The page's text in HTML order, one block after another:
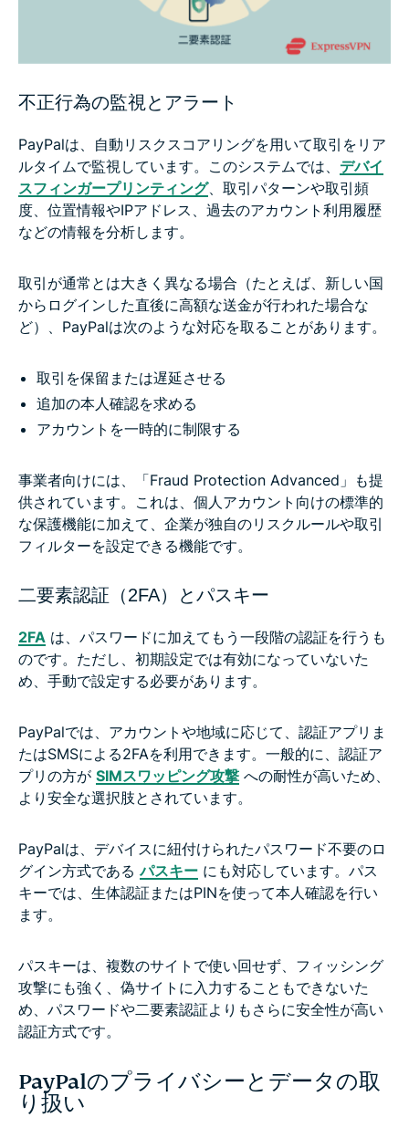
不正行為の監視とアラート
PayPalは、自動リスクスコアリングを用いて取引をリア
ルタイムで監視しています。このシステムでは、 デバイ
スフィンガープリンティング、取引パターンや取引頻
度、位置情報やIPアドレス、過去のアカウント利用履歴
などの情報を分析します。
取引が通常とは大きく異なる場合（たとえば、新しい国
からログインした直後に高額な送金が行われた場合な
ど）、PayPalは次のような対応を取ることがあります。
取引を保留または遅延させる
追加の本人確認を求める
アカウントを一時的に制限する
事業者向けには、「Fraud Protection Advanced」も提
供されています。これは、個人アカウント向けの標準的
な保護機能に加えて、企業が独自のリスクルールや取引
フィルターを設定できる機能です。
二要素認証（2FA）とパスキー
2FA は、パスワードに加えてもう一段階の認証を行うも
のです。ただし、初期設定では有効になっていないた
め、手動で設定する必要があります。
PayPalでは、アカウントや地域に応じて、認証アプリま
たはSMSによる2FAを利用できます。一般的に、認証ア
プリの方が SIMスワッピング攻撃 への耐性が高いため、
より安全な選択肢とされています。
PayPalは、デバイスに紐付けられたパスワード不要のロ
グイン方式であるパスキー にも対応しています。パス
キーでは、生体認証またはPINを使って本人確認を行い
ます。
パスキーは、複数のサイトで使い回せず、フィッシング
攻撃にも強く、偽サイトに入力することもできないた
め、パスワードや二要素認証よりもさらに安全性が高い
認証方式です。
PayPalのプライバシーとデータの取
り扱い